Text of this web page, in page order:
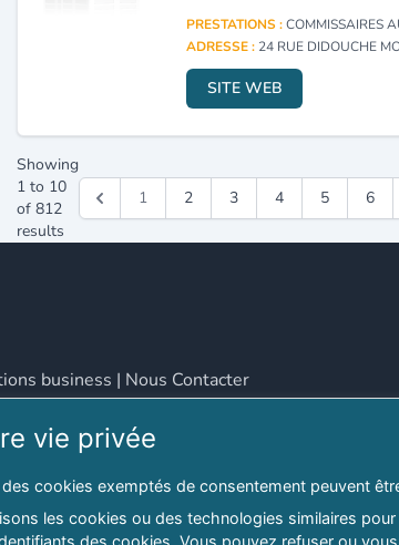
PRESTATIONS :COMMISSAIRES
ADRESSE : 24 RUE DIDOUCHE
SITE WEB
Showing
1 to 10
of 812
results
1 2 3 4 5 6
business | Nous Contacter
Email
vie privée
cookies exemptés de consentement peuvent
les cookies ou des technologies similaires
des cookies. Vous pouvez refuser ou